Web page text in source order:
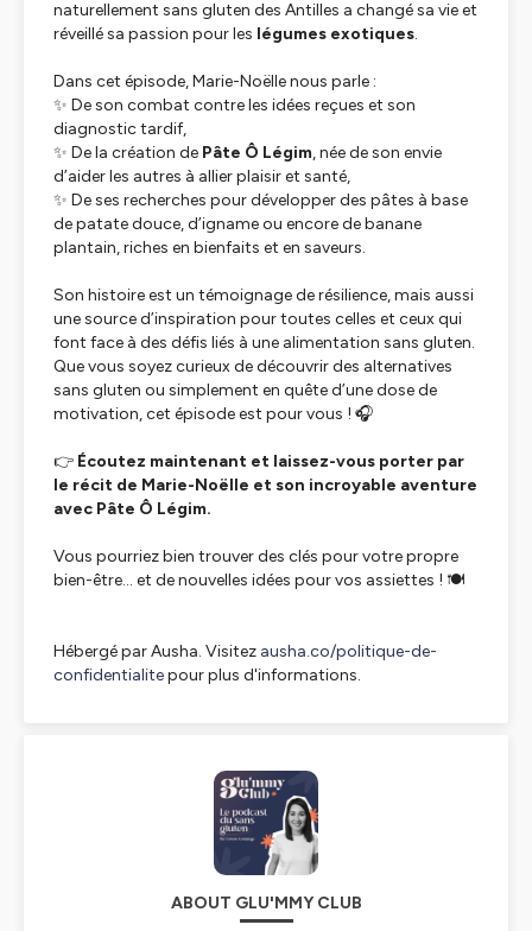
naturellement sans gluten des Antilles a changé sa vie et
réveillé sa passion pour les légumes exotiques.
Dans cet épisode, Marie-Noëlle nous parle :
✨ De son combat contre les idées reçues et son
diagnostic tardif,
✨ De la création de Pâte Ô Légim, née de son envie
d’aider les autres à allier plaisir et santé,
✨ De ses recherches pour développer des pâtes à base
de patate douce, d’igname ou encore de banane
plantain, riches en bienfaits et en saveurs.
Son histoire est un témoignage de résilience, mais aussi
une source d’inspiration pour toutes celles et ceux qui
font face à des défis liés à une alimentation sans gluten.
Que vous soyez curieux de découvrir des alternatives
sans gluten ou simplement en quête d’une dose de
motivation, cet épisode est pour vous ! 🎧
👉 Écoutez maintenant et laissez-vous porter par
le récit de Marie-Noëlle et son incroyable aventure
avec Pâte Ô Légim.
Vous pourriez bien trouver des clés pour votre propre
bien-être… et de nouvelles idées pour vos assiettes ! 🍽️
Hébergé par Ausha. Visitez ausha.co/politique-de-
confidentialitepour plus d'informations.
ABOUT GLU'MMY CLUB